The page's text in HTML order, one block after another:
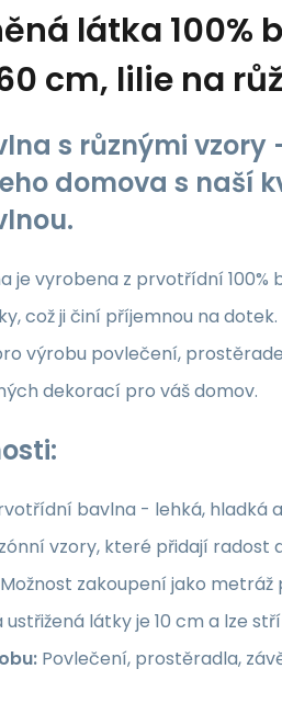
látka 100%
cm, lilie na
s různými vzory
domova s naší
je vyrobena z prvotřídní 100%
což ji činí příjemnou na
výrobu povlečení,
dekorací pro váš domov.
bavlna - lehká, hladká
vzory, které přidají radost
Možnost zakoupení jako
látky je 10 cm a lze
Povlečení, prostěradla,